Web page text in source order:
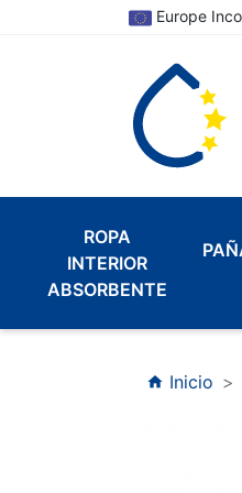
Europe
ROPA
INTERIOR
ABSORBENTE
home Inicio